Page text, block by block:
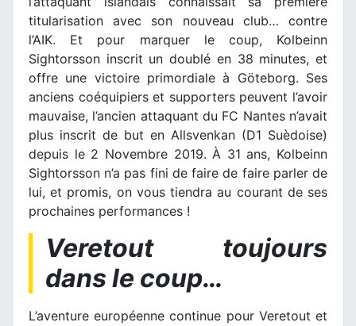
titularisation avec son nouveau club… contre
l’AIK. Et pour marquer le coup, Kolbeinn
Sightorsson inscrit un doublé en 38 minutes, et
offre une victoire primordiale à Göteborg. Ses
anciens coéquipiers et supporters peuvent l’avoir
mauvaise, l’ancien attaquant du FC Nantes n’avait
plus inscrit de but en Allsvenkan (D1 Suèdoise)
depuis le 2 Novembre 2019. À 31 ans, Kolbeinn
Sightorsson n’a pas fini de faire de faire parler de
lui, et promis, on vous tiendra au courant de ses
prochaines performances !
Veretout toujours
dans le coup…
L’aventure européenne continue pour Veretout et